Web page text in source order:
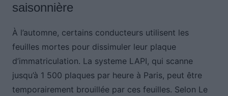
saisonnière
À l’automne, certains conducteurs utilisent les
feuilles mortes pour dissimuler leur plaque
d’immatriculation. La systeme LAPI, qui scanne
jusqu’à 1 500 plaques par heure à Paris, peut être
temporairement brouillée par ces feuilles. Selon Le